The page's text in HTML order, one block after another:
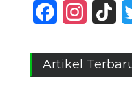
Facebook
Artikel